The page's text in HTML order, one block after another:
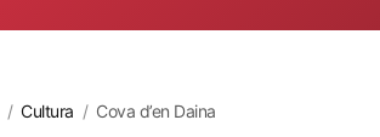
/ Cultura / Cova d’en Daina